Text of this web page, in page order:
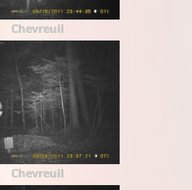
Chevreuil
Chevreuil